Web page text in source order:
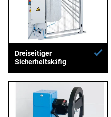
Dreiseitiger
Sicherheitskäfig